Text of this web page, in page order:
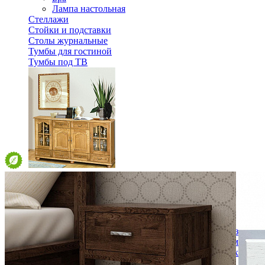
Лампа настольная
Стеллажи
Стойки и подставки
Столы журнальные
Тумбы для гостиной
Тумбы под ТВ
Тумба Денвер Э-15М, ВМФ-2591-01М
80 052 ₽
В корзину
Спальня
Деревянные кровати с подъемным механизмом
Кровати односпальные с подъемным механизмом
Кровати двуспальные с подъемным механизмом
Кровати полутороспальные с подъемным